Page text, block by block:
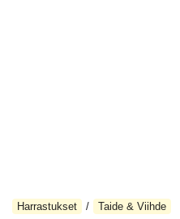
Harrastukset Taide & Viihde